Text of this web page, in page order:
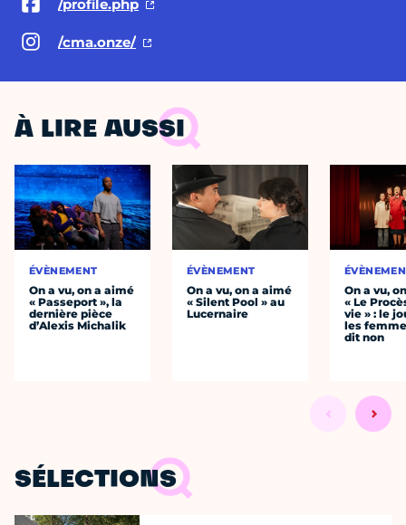
/profile.php
/cma.onze/
À LIRE AUSSI
ÉVÈNEMENT
On a vu, on a aimé
« Passeport », la
dernière pièce
d’Alexis Michalik
ÉVÈNEMENT
On a vu, on a aimé
« Silent Pool » au
Lucernaire
On a vu,
« Le
vie » : le
les
dit non
SÉLECTIONS